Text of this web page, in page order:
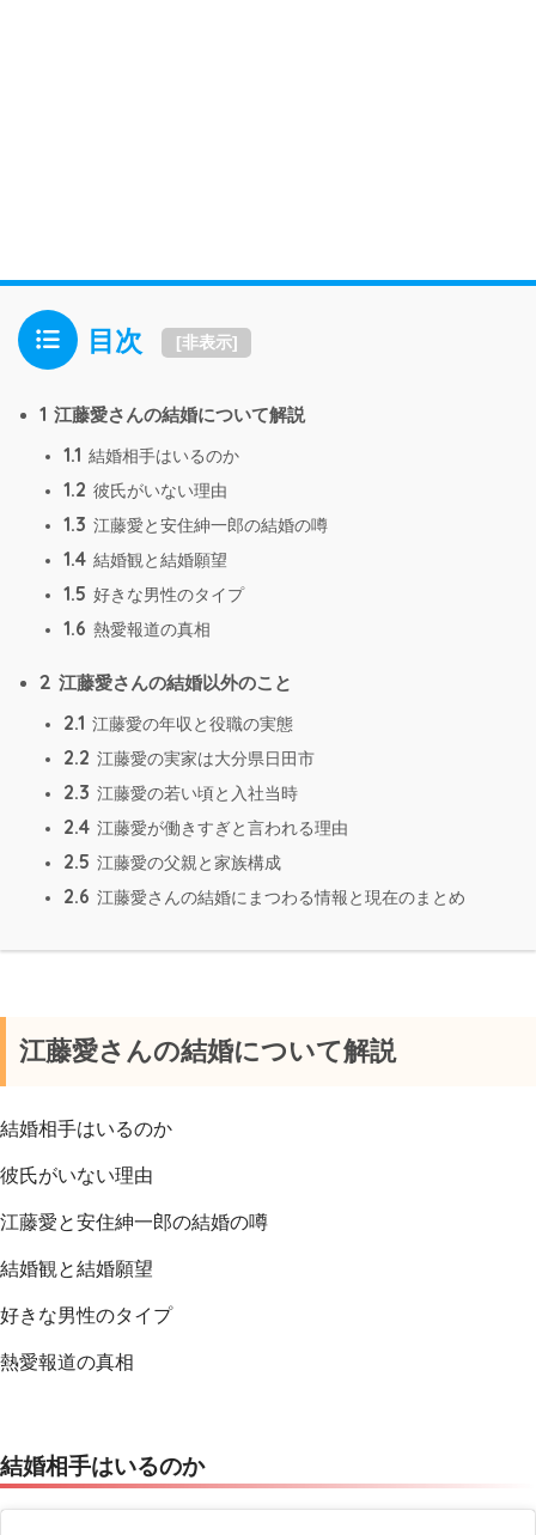
目次 [非表示]
1 江藤愛さんの結婚について解説
1.1 結婚相手はいるのか
1.2 彼氏がいない理由
1.3 江藤愛と安住紳一郎の結婚の噂
1.4 結婚観と結婚願望
1.5 好きな男性のタイプ
1.6 熱愛報道の真相
2 江藤愛さんの結婚以外のこと
2.1 江藤愛の年収と役職の実態
2.2 江藤愛の実家は大分県日田市
2.3 江藤愛の若い頃と入社当時
2.4 江藤愛が働きすぎと言われる理由
2.5 江藤愛の父親と家族構成
2.6 江藤愛さんの結婚にまつわる情報と現在のまとめ
江藤愛さんの結婚について解説
結婚相手はいるのか
彼氏がいない理由
江藤愛と安住紳一郎の結婚の噂
結婚観と結婚願望
好きな男性のタイプ
熱愛報道の真相
結婚相手はいるのか